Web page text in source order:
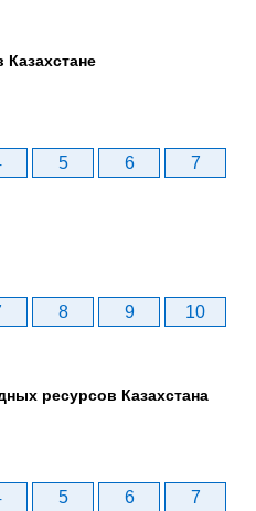
5 6 7
8 9
10
ресурсов Казахстана
5 6 7